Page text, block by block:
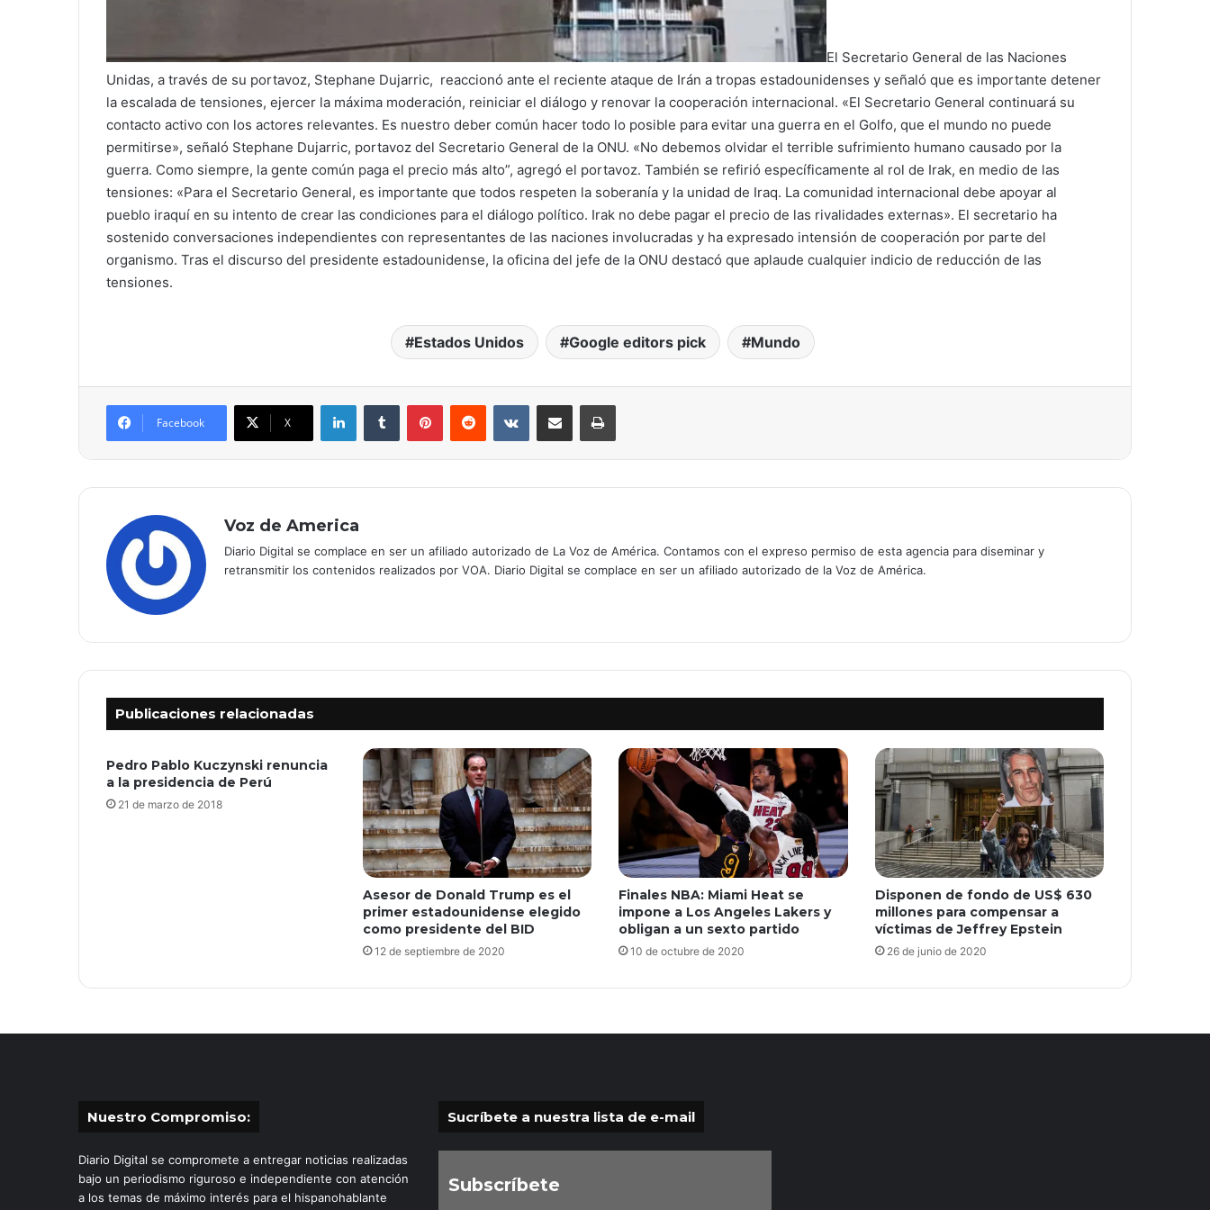
El Secretario General de las Naciones
Unidas, a través de su portavoz, Stephane Dujarric, reaccionó ante el reciente ataque de Irán a tropas estadounidenses y señaló que es importante detener
la escalada de tensiones, ejercer la máxima moderación, reiniciar el diálogo y renovar la cooperación internacional. «El Secretario General continuará su
contacto activo con los actores relevantes. Es nuestro deber común hacer todo lo posible para evitar una guerra en el Golfo, que el mundo no puede
permitirse», señaló Stephane Dujarric, portavoz del Secretario General de la ONU. «No debemos olvidar el terrible sufrimiento humano causado por la
guerra. Como siempre, la gente común paga el precio más alto”, agregó el portavoz. También se refirió específicamente al rol de Irak, en medio de las
tensiones: «Para el Secretario General, es importante que todos respeten la soberanía y la unidad de Iraq. La comunidad internacional debe apoyar al
pueblo iraquí en su intento de crear las condiciones para el diálogo político. Irak no debe pagar el precio de las rivalidades externas». El secretario ha
sostenido conversaciones independientes con representantes de las naciones involucradas y ha expresado intensión de cooperación por parte del
organismo. Tras el discurso del presidente estadounidense, la oficina del jefe de la ONU destacó que aplaude cualquier indicio de reducción de las
tensiones.
Estados Unidos Google editors pick Mundo
Facebook X
Voz de America
Diario Digital se complace en ser un afiliado autorizado de La Voz de América. Contamos con el expreso permiso de esta agencia para diseminar y
retransmitir los contenidos realizados por VOA. Diario Digital se complace en ser un afiliado autorizado de la Voz de América.
Publicaciones relacionadas
Pedro Pablo Kuczynski renuncia
a la presidencia de Perú
21 de marzo de 2018
Asesor de Donald Trump es el
primer estadounidense elegido
como presidente del BID
12 de septiembre de 2020
Finales NBA: Miami Heat se
impone a Los Angeles Lakers y
obligan a un sexto partido
10 de octubre de 2020
Disponen de fondo de US$ 630
millones para compensar a
víctimas de Jeffrey Epstein
26 de junio de 2020
Nuestro Compromiso:
Diario Digital se compromete a entregar noticias realizadas
bajo un periodismo riguroso e independiente con atención
a los temas de máximo interés para el hispanohablante
Sucríbete a nuestra lista de e-mail
Subscríbete